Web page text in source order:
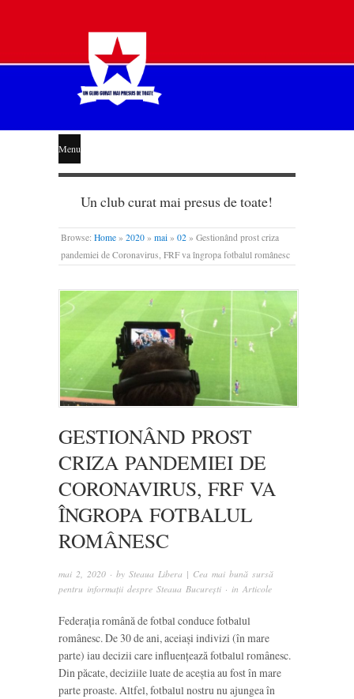
STEAUA
LIBERĂ
Menu
Un club curat mai presus de toate!
Browse: Home » 2020 » mai » 02 » Gestionând prost criza
pandemiei de Coronavirus, FRF va îngropa fotbalul românesc
GESTIONÂND PROST
CRIZA PANDEMIEI DE
CORONAVIRUS, FRF VA
ÎNGROPA FOTBALUL
ROMÂNESC
mai 2, 2020 · by Steaua Libera | Cea mai bună sursă
pentru informații despre Steaua București · in Articole
Federația română de fotbal conduce fotbalul
românesc. De 30 de ani, aceiași indivizi (în mare
parte) iau decizii care influențează fotbalul românesc.
Din păcate, deciziile luate de aceștia au fost în mare
parte proaste. Altfel, fotbalul nostru nu ajungea în